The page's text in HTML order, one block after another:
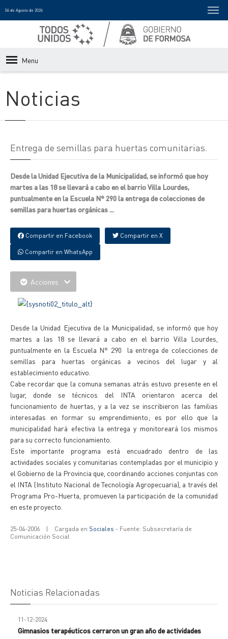
06 de Agosto de 2026
Menu
Noticias
Entrega de semillas para huertas comunitarias.
Desde la Unidad Ejecutiva de la Municipalidad, se informó que hoy
martes a las 18 se llevará a cabo en el barrio Villa Lourdes,
puntualmente en la Escuela N° 290 la entrega de colecciones de
semillas para huertas orgánicas ...
Compartir en Facebook Compartir en X
Compartir en WhatsApp
Acciones
Desde la Unidad Ejecutiva de la Municipalidad, se informó que hoy
martes a las 18 se llevará a cabo en el barrio Villa Lourdes,
puntualmente en la Escuela N° 290 la entrega de colecciones de
semillas para huertas orgánicas a vecinos del lugar y al
establecimiento educativo.
Cabe recordar que la comuna semanas atrás estuvo presente en el
lugar, donde se técnicos del INTA orientaron acerca del
funcionamiento de huertas, y a la vez se inscribieron las familias
interesadas en formar su emprendimiento; es por ello que la
municipalidad hará efectiva la entrega y monitoreará los mismos
para su correcto funcionamiento.
Este importante programa está encuadrado dentro de las
actividades sociales y comunitarias contempladas por el municipio y
el Gobierno de la Provincia que, coordinando acciones conjuntas con
el INTA (Instituto Nacional de Tecnología Agropecuaria), a través del
Programa Pro-Huerta, promueven la participación de la comunidad
en este proyecto.
25-04-2006 | Cargada en Sociales - Fuente: Subsecretaría de
Comunicación Social
Noticias Relacionadas
11-12-2024
Gimnasios terapéuticos cerraron un gran año de actividades